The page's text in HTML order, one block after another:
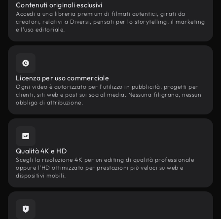
Contenuti originali esclusivi
Accedi a una libreria premium di filmati autentici, girati da
creatori, relativi a Diversi, pensati per lo storytelling, il marketing
e l'uso editoriale.
Licenza per uso commerciale
Ogni video è autorizzato per l'utilizzo in pubblicità, progetti per
clienti, siti web e post sui social media. Nessuna filigrana, nessun
obbligo di attribuzione.
Qualità 4K e HD
Scegli la risoluzione 4K per un editing di qualità professionale
oppure l'HD ottimizzato per prestazioni più veloci su web e
dispositivi mobili.